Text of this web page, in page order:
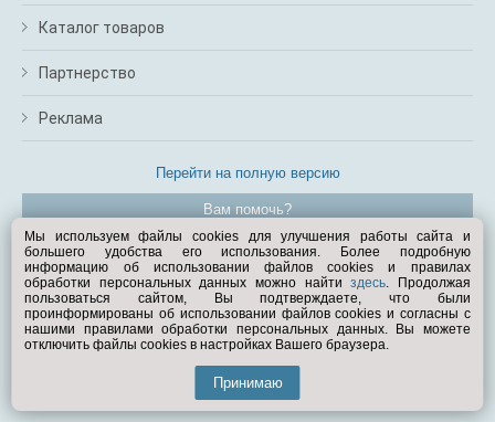
Каталог товаров
Партнерство
Реклама
Перейти на полную версию
Вам помочь?
© Exist.ru 1998—2026
Мы используем файлы cookies для улучшения работы сайта и
большего удобства его использования. Более подробную
информацию об использовании файлов cookies и правилах
обработки персональных данных можно найтиздесь. Продолжая
пользоваться сайтом, Вы подтверждаете, что были
проинформированы об использовании файлов cookies и согласны с
нашими правилами обработки персональных данных. Вы можете
отключить файлы cookies в настройках Вашего браузера.
Принимаю